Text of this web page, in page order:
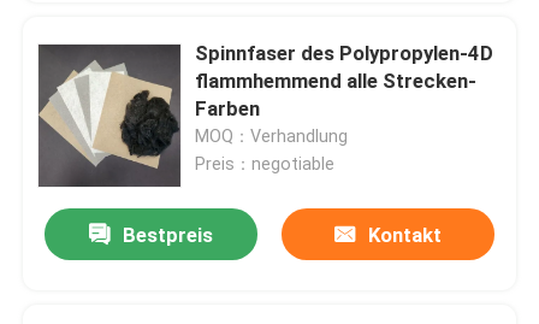
Spinnfaser des Polypropylen-4D
flammhemmend alle Strecken-
Farben
MOQ：Verhandlung
Preis：negotiable
Bestpreis Kontakt